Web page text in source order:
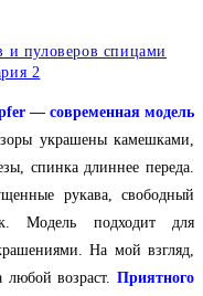
и пуловеров спицами
2
— современная модель
украшены камешками,
спинка длиннее переда.
рукава, свободный
Модель подходит для
На мой взгляд,
возраст. Приятного